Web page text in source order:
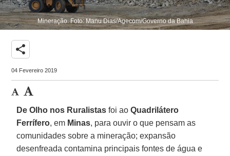
Mineração. Foto: Manu Dias/Agecom/Governo da Bahia
share
04 Fevereiro 2019
De Olho nos Ruralistas foi aoQuadrilátero
Ferrífero, em Minas, para ouvir o que pensam as
comunidades sobre a mineração; expansão
desenfreada contamina principais fontes de água e